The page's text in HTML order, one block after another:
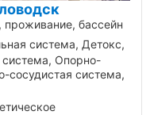
проживание, бассейн
система, Детокс,
Опорно-
сосудистая система,